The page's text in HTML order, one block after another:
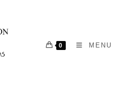
0 MENU